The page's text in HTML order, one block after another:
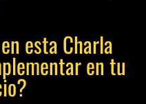
esta Charla
en tu